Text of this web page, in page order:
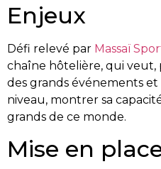
Enjeux
Défi relevé par Massaï
chaîne hôtelière, qui veut,
des grands événements
niveau, montrer sa
grands de ce monde.
Mise en